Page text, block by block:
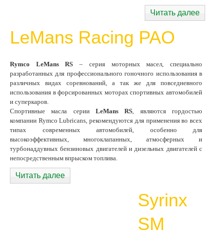
Читать далее
LeMans Racing PAO
Rymco LeMans RS – серия моторных масел, специально
разработанных для профессионального гоночного использования в
различных видах соревнований, а так же для повседневного
использования в форсированных моторах спортивных автомобилей
и суперкаров.
Спортивные масла серии LeMans RS, являются гордостью
компании Rymco Lubricans, рекомендуются для применения во всех
типах современных автомобилей, особенно для
высокоэффективных, многоклапанных, атмосферных и
турбонаддувных бензиновых двигателей и дизельных двигателей с
непосредственным впрыском топлива.
Читать далее
Syrinx
SM